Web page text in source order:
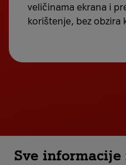
veličinama ekrana i
korištenje, bez obzira
Sve